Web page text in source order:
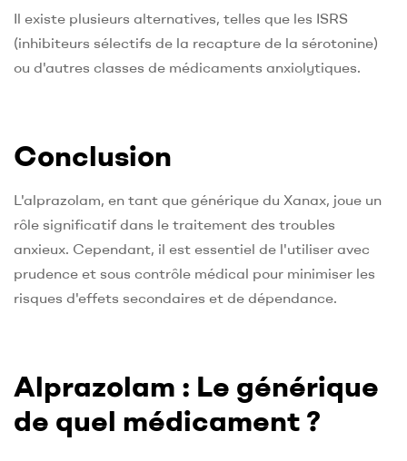
Il existe plusieurs alternatives, telles que les ISRS
(inhibiteurs sélectifs de la recapture de la sérotonine)
ou d'autres classes de médicaments anxiolytiques.
Conclusion
L'alprazolam, en tant que générique du Xanax, joue un
rôle significatif dans le traitement des troubles
anxieux. Cependant, il est essentiel de l'utiliser avec
prudence et sous contrôle médical pour minimiser les
risques d'effets secondaires et de dépendance.
Alprazolam : Le générique
de quel médicament ?